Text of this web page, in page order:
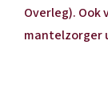
Overleg).
mantelzorger